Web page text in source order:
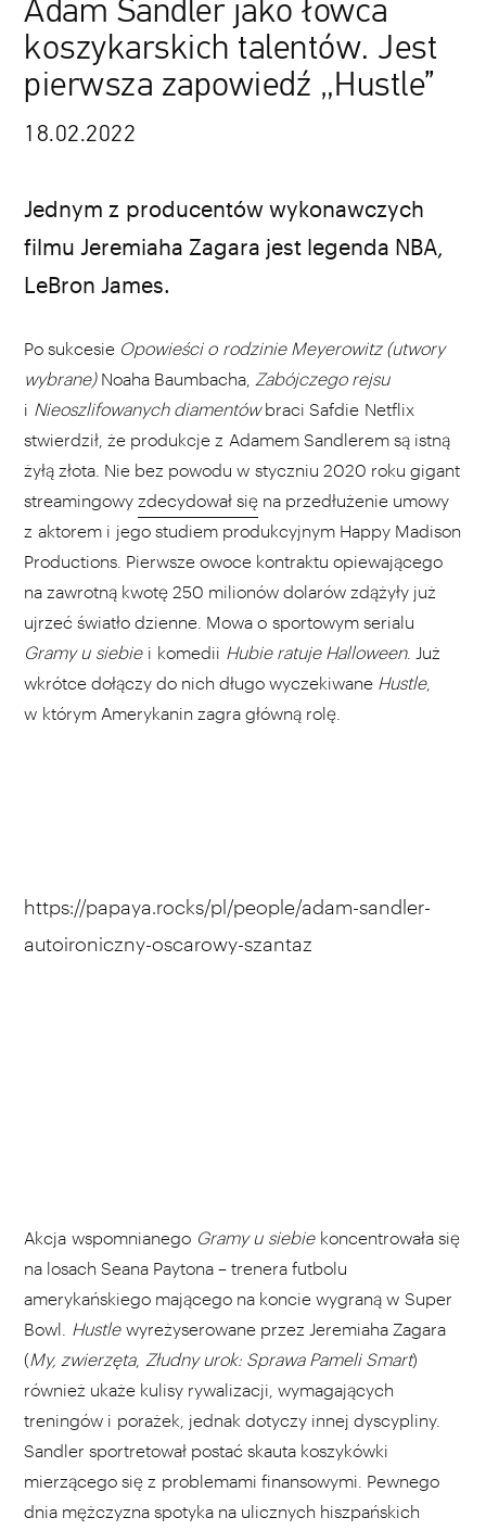
Adam Sandler jako łowca
koszykarskich talentów. Jest
pierwsza zapowiedź „Hustle”
18.02.2022
FACEBOOK TWITTER PINTEREST MAIL
Jednym z producentów wykonawczych
filmu Jeremiaha Zagara jest legenda NBA,
LeBron James.
Po sukcesie Opowieści o rodzinie Meyerowitz (utwory
wybrane)Noaha Baumbacha, Zabójczego rejsu
i Nieoszlifowanych diamentówbraci Safdie Netflix
stwierdził, że produkcje z Adamem Sandlerem są istną
żyłą złota. Nie bez powodu w styczniu 2020 roku gigant
streamingowy zdecydował się na przedłużenie umowy
z aktorem i jego studiem produkcyjnym Happy Madison
Productions. Pierwsze owoce kontraktu opiewającego
na zawrotną kwotę 250 milionów dolarów zdążyły już
ujrzeć światło dzienne. Mowa o sportowym serialu
Gramy u siebie i komedii Hubie ratuje Halloween. Już
wkrótce dołączy do nich długo wyczekiwane Hustle,
w którym Amerykanin zagra główną rolę.
https://papaya.rocks/pl/people/adam-sandler-
autoironiczny-oscarowy-szantaz
Akcja wspomnianego Gramy u siebie koncentrowała się
na losach Seana Paytona – trenera futbolu
amerykańskiego mającego na koncie wygraną w Super
Bowl. Hustle wyreżyserowane przez Jeremiaha Zagara
(My, zwierzęta, Złudny urok: Sprawa Pameli Smart)
również ukaże kulisy rywalizacji, wymagających
treningów i porażek, jednak dotyczy innej dyscypliny.
Sandler sportretował postać skauta koszykówki
mierzącego się z problemami finansowymi. Pewnego
dnia mężczyzna spotyka na ulicznych hiszpańskich